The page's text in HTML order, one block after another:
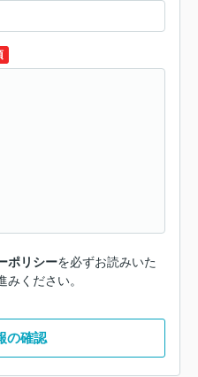
ポリシーを必ずお読みいた
みください。
の確認